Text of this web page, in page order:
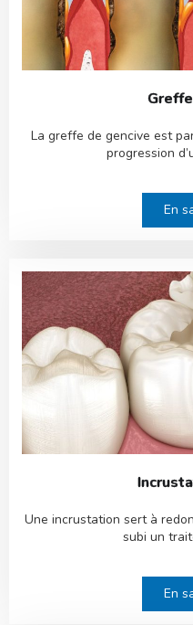
La greffe de gencive est
progression
En
Une incrustation sert à
subi un
En